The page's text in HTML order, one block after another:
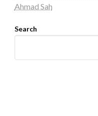
Ahmad Sah
Search